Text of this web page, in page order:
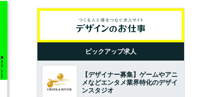
ピックアップ求人
【デザイナー募集】ゲームやアニ
メなどエンタメ業界特化のデザイ
ンスタジオ